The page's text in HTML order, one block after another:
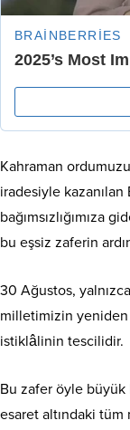
Kahraman
iradesiyle
bağımsızlığımıza
bu eşsiz zaferin
30 Ağustos,
milletimizin
istiklâlinin tescilidir.
Bu zafer öyle
esaret altındaki tüm